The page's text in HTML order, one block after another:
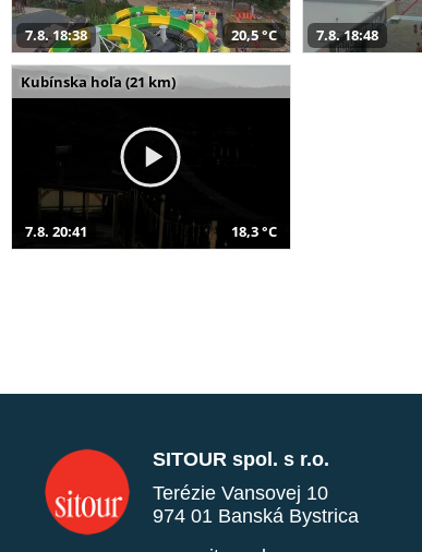
7.8. 18:38 20,5 °C 7.8. 18:48
Kubínska hoľa (21 km)
7.8. 20:41 18,3 °C
SITOUR spol. s r.o.
Terézie Vansovej 10
974 01 Banská Bystrica